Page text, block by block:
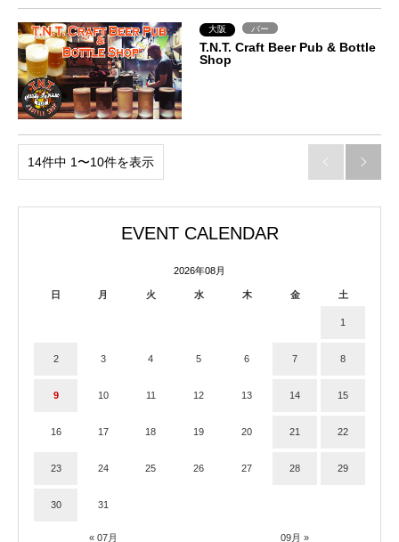
大阪 バー
T.N.T. Craft Beer Pub & Bottle
Shop
14件中 1〜10件を表示  
EVENT CALENDAR
2026年08月
日 月 火 水 木 金 土
« 07月 09月 »
1
2 3 4 5 6 7 8
9 10 11 12 13 14 15
16 17 18 19 20 21 22
23 24 25 26 27 28 29
30 31